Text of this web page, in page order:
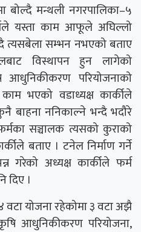
बोल्दै मन्थली नगरपालिका–५
यस्ता काम आफूले अघिल्लो
त्यसबेला सम्भन नभएको बताए
विस्थापन हुन लागेको
आधुनिकीकरण परियोजनाको
भएको वडाध्यक्ष कार्कीले
बाहना ननिकाल्ने भन्दै भदौरे
सञ्चालक त्यसको कुराको
बताए । टनेल निर्माण गर्ने
गरेको अध्यक्ष कार्कीले फर्म
दिए ।
४ वटा योजना रहेकोमा ३ वटा अझै
कृषि आधुनिकीकरण परियोजना,